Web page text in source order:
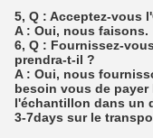
5, Q : Acceptez-vous
A : Oui, nous faisons.
6, Q : Fournissez-
prendra-t-il ?
A : Oui, nous
besoin vous de payer
l'échantillon dans un
3-7days sur le